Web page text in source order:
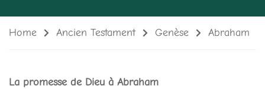
Home Ancien Testament Genèse Abraham
La promesse de Dieu à Abraham